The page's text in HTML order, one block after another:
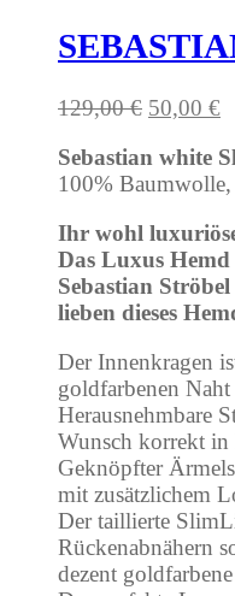
129,00€
war:
129,00 €
50,00 €
Sebastian white
100%
Ihr wohl
Das Luxus Hemd
Sebastian
lieben dieses
Der Innenkragen
goldfarbenen
Herausnehmbare
Wunsch korrekt in
Geknöpfter
mit zusätzlichem
Der taillierte
Rückenabnähern
dezent